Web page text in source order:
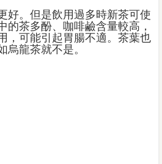
好。但是飲用過多時新茶可使
的茶多酚、咖啡鹼含量較高，
，可能引起胃腸不適。茶葉也
烏龍茶就不是。